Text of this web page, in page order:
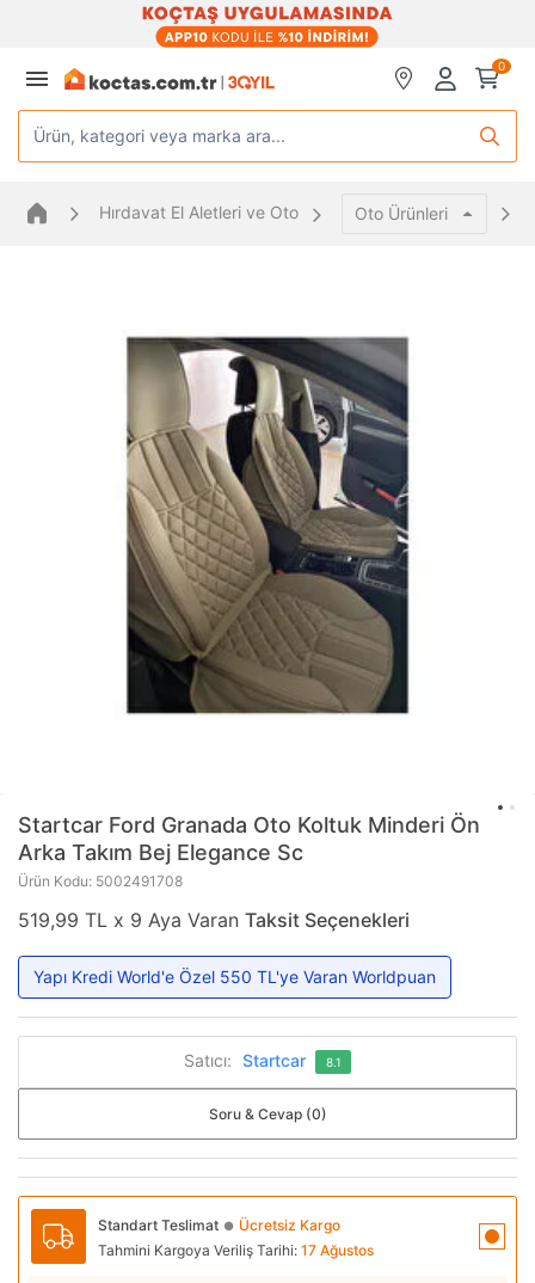
0
Ürün, kategori veya marka ara...
Hırdavat El Aletleri ve Oto Oto Ürünleri
Startcar Ford Granada Oto Koltuk Minderi Ön
Arka Takım Bej Elegance Sc
Ürün Kodu: 5002491708
519,99 TL x 9 Aya Varan Taksit Seçenekleri
Yapı Kredi World'e Özel 550 TL'ye Varan Worldpuan
Satıcı: Startcar 8.1
Soru & Cevap (0)
Standart Teslimat ● Ücretsiz Kargo
Tahmini Kargoya Veriliş Tarihi: 17 Ağustos